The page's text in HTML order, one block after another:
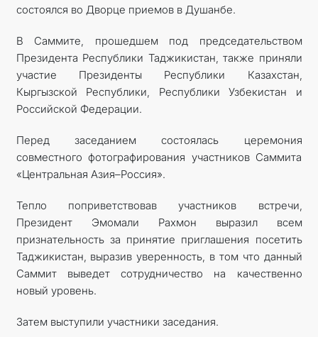
ДОКУМЕНТЫ
ПРАЗДНИЧНЫЕ И ПАМЯТНЫЕ ДНИ
состоялся во Дворце приемов в Душанбе.
В Саммите, прошедшем под председательством
Президента Республики Таджикистан, также приняли
участие Президенты Республики Казахстан,
Кыргызской Республики, Республики Узбекистан и
Российской Федерации.
Перед заседанием состоялась церемония
совместного фотографирования участников Саммита
«Центральная Азия–Россия».
Тепло поприветствовав участников встречи,
Президент Эмомали Рахмон выразил всем
признательность за принятие приглашения посетить
Таджикистан, выразив уверенность, в том что данный
Саммит выведет сотрудничество на качественно
новый уровень.
Затем выступили участники заседания.